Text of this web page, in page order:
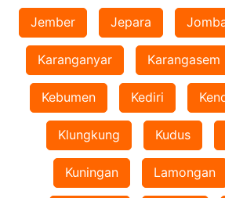
Jember Jepara
Karanganyar Karangasem
Kebumen Kediri
Klungkung Kudus
Kuningan Lamongan